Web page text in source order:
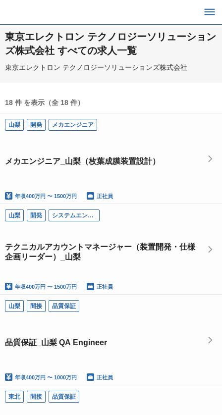
東京エレクトロン テクノロジーソリューション
ズ株式会社 すべての求人一覧
東京エレクトロン テクノロジーソリューションズ株式会社
18 件 を表示（全 18 件）
山梨 開発 メカエンジニア
メカエンジニア_山梨（枚葉成膜装置設計）
年収400万円 〜 1500万円 正社員
山梨 開発 システムエンジニア
テクニカルアカウントマネージャー（装置開発・仕様
企画リーダー）_山梨
年収400万円 〜 1500万円 正社員
山梨 間接 品質保証
品質保証_山梨 QA Engineer
年収400万円 〜 1000万円 正社員
東北 間接 品質保証